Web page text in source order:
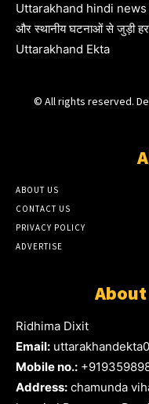
Uttarakhand hindi news
और स्थानीय घटनाओं से जुड़ी हर
Uttarakhand Ekta
© All rights reserved.
ABOUT US
CONTACT US
PRIVACY POLICY
ADVERTISE
Ridhima Dixit
Email:
Mobile no.:
Address: chamunda